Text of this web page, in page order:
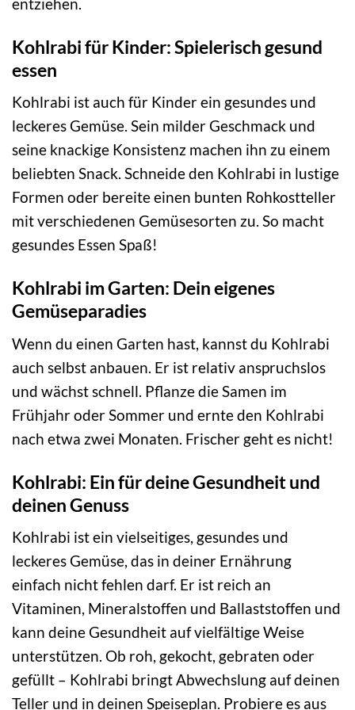
Kohlrabi für Kinder: Spielerisch gesund
essen
Kohlrabi ist auch für Kinder ein gesundes und
leckeres Gemüse. Sein milder Geschmack und
seine knackige Konsistenz machen ihn zu einem
beliebten Snack. Schneide den Kohlrabi in lustige
Formen oder bereite einen bunten Rohkostteller
mit verschiedenen Gemüsesorten zu. So macht
gesundes Essen Spaß!
Kohlrabi im Garten: Dein eigenes
Gemüseparadies
Wenn du einen Garten hast, kannst du Kohlrabi
auch selbst anbauen. Er ist relativ anspruchslos
und wächst schnell. Pflanze die Samen im
Frühjahr oder Sommer und ernte den Kohlrabi
nach etwa zwei Monaten. Frischer geht es nicht!
Kohlrabi: Ein für deine Gesundheit und
deinen Genuss
Kohlrabi ist ein vielseitiges, gesundes und
leckeres Gemüse, das in deiner Ernährung
einfach nicht fehlen darf. Er ist reich an
Vitaminen, Mineralstoffen und Ballaststoffen und
kann deine Gesundheit auf vielfältige Weise
unterstützen. Ob roh, gekocht, gebraten oder
gefüllt – Kohlrabi bringt Abwechslung auf deinen
Teller und in deinen Speiseplan. Probiere es aus